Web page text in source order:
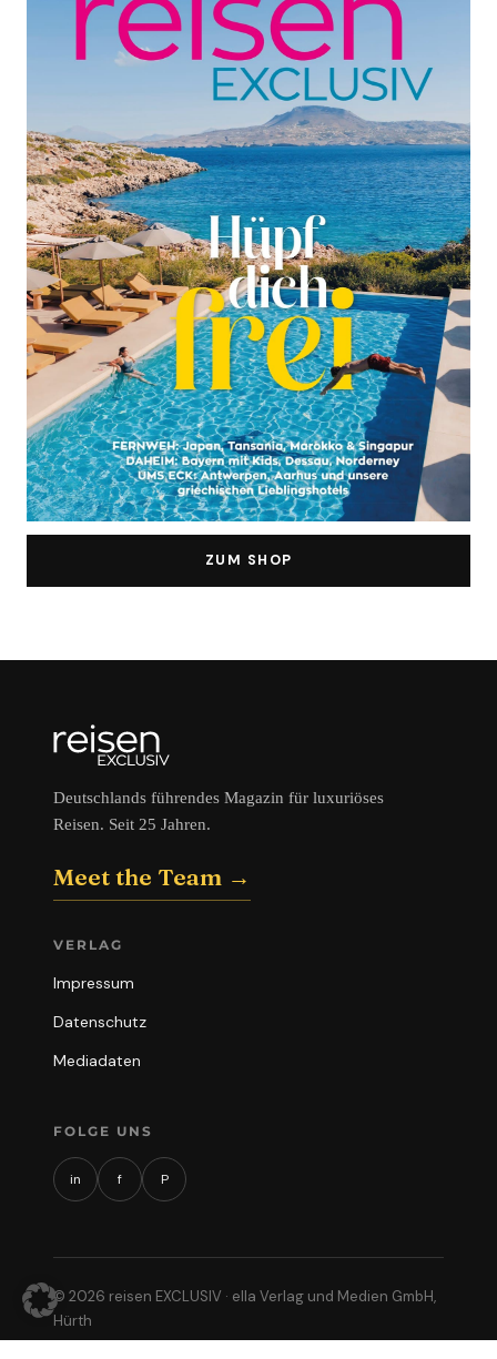
ZUM SHOP
Deutschlands führendes Magazin für luxuriöses
Reisen. Seit 25 Jahren.
Meet the Team →
VERLAG
Impressum
Datenschutz
Mediadaten
FOLGE UNS
in f P
© 2026 reisen EXCLUSIV · ella Verlag und Medien GmbH,
Hürth